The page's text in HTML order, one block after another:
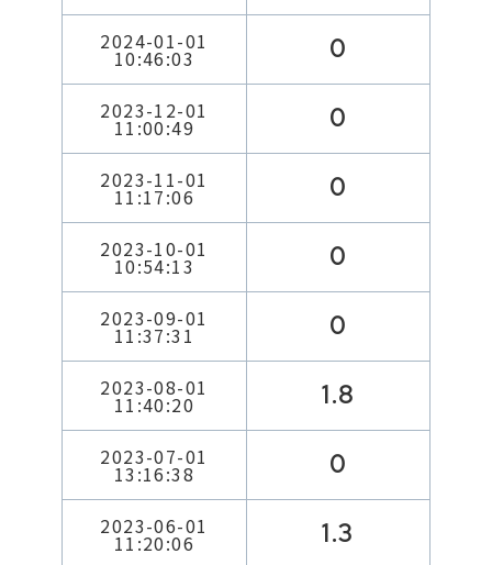
2024-01-01
10:46:03 0
2023-12-01
11:00:49 0
2023-11-01
11:17:06 0
2023-10-01
10:54:13 0
2023-09-01
11:37:31 0
2023-08-01
11:40:20 1.8
2023-07-01
13:16:38 0
2023-06-01
11:20:06 1.3